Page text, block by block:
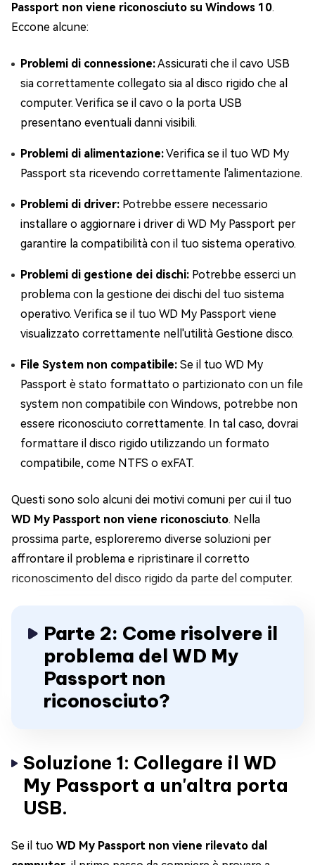
Passport non viene riconosciuto su Windows 10.
Eccone alcune:
Problemi di connessione:Assicurati che il cavo USB
sia correttamente collegato sia al disco rigido che al
computer. Verifica se il cavo o la porta USB
presentano eventuali danni visibili.
Problemi di alimentazione:Verifica se il tuo WD My
Passport sta ricevendo correttamente l'alimentazione.
Problemi di driver: Potrebbe essere necessario
installare o aggiornare i driver di WD My Passport per
garantire la compatibilità con il tuo sistema operativo.
Problemi di gestione dei dischi: Potrebbe esserci un
problema con la gestione dei dischi del tuo sistema
operativo. Verifica se il tuo WD My Passport viene
visualizzato correttamente nell'utilità Gestione disco.
File System non compatibile: Se il tuo WD My
Passport è stato formattato o partizionato con un file
system non compatibile con Windows, potrebbe non
essere riconosciuto correttamente. In tal caso, dovrai
formattare il disco rigido utilizzando un formato
compatibile, come NTFS o exFAT.
Questi sono solo alcuni dei motivi comuni per cui il tuo
WD My Passport non viene riconosciuto. Nella
prossima parte, esploreremo diverse soluzioni per
affrontare il problema e ripristinare il corretto
riconoscimento del disco rigido da parte del computer.
Parte 2: Come risolvere il
problema del WD My
Passport non
riconosciuto?
Soluzione 1: Collegare il WD
My Passport a un'altra porta
USB.
Se il tuo WD My Passport non viene rilevato dal